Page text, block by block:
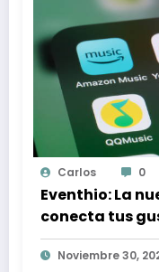
Carlos 0
Eventhio: La
conecta tus
Spotify con
Noviembre 30,